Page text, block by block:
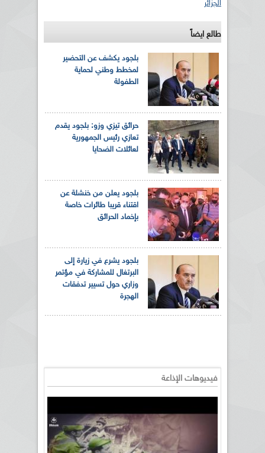
الجزائر
طالع ايضاً
بلجود يكشف عن التحضير
لمخطط وطني لحماية
الطفولة
حرائق تيزي وزو: بلجود يقدم
تعازي رئيس الجمهورية
لعائلات الضحايا
بلجود يعلن من خنشلة عن
اقتناء قريبا طائرات خاصة
بإخماد الحرائق
بلجود يشرع في زيارة إلى
البرتغال للمشاركة في مؤتمر
وزاري حول تسيير تدفقات
الهجرة
فيديوهات الإذاعة